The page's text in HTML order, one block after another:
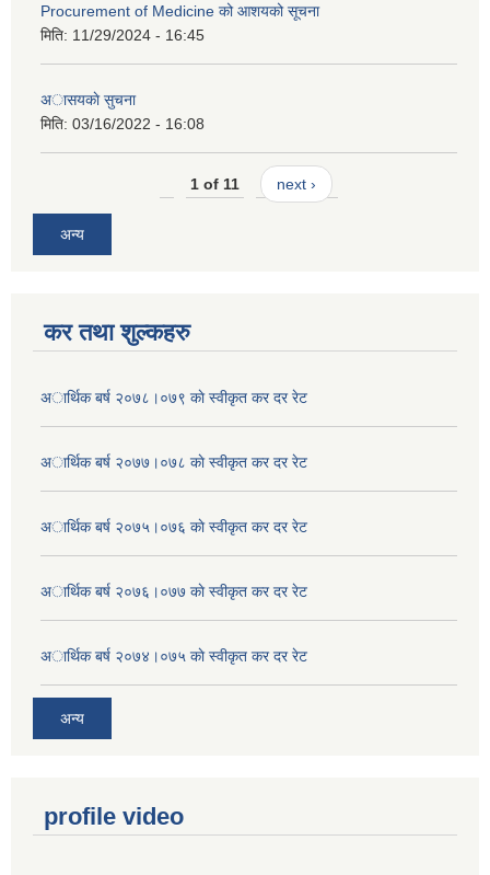
Procurement of Medicine को आशयको सूचना
मिति: 11/29/2024 - 16:45
अासयकाे सुचना
मिति: 03/16/2022 - 16:08
1 of 11 next ›
अन्य
कर तथा शुल्कहरु
अार्थिक बर्ष २०७८।०७९ काे स्वीकृत कर दर रेट
अार्थिक बर्ष २०७७।०७८ काे स्वीकृत कर दर रेट
अार्थिक बर्ष २०७५।०७६ काे स्वीकृत कर दर रेट
अार्थिक बर्ष २०७६।०७७ काे स्वीकृत कर दर रेट
अार्थिक बर्ष २०७४।०७५ काे स्वीकृत कर दर रेट
अन्य
profile video